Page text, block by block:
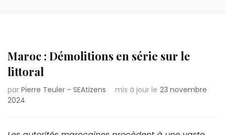
Maroc : Démolitions en série sur le
littoral
par Pierre Teuler - SEAtizens mis à jour le 23 novembre
2024